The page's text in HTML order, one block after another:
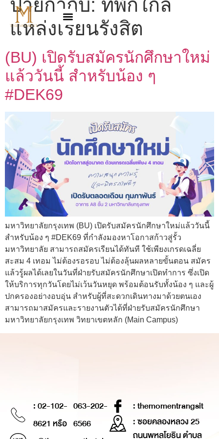
ป้ายกำกับ: ที่พักใกล้
แหล่งเรียนรังสิต
(BU) เปิดรับสมัครนักศึกษาใหม่
แล้ววันนี้ สำหรับน้อง ๆ
#DEK69
มหาวิทยาลัยกรุงเทพ (BU) เปิดรับสมัครนักศึกษาใหม่แล้ววันนี้
สำหรับน้อง ๆ #DEK69 ที่กำลังมองหาโอกาสก้าวสู่รั้ว
มหาวิทยาลัย สามารถสมัครเรียนได้ทันที ใช้เพียงเกรดเฉลี่ย
สะสม 4 เทอม ไม่ต้องรอรอบ ไม่ต้องลุ้นผลหลายขั้นตอน สมัคร
แล้วรู้ผลได้เลยในวันที่ฝ่ายรับสมัครนักศึกษาเปิดทำการ ซึ่งเปิด
ให้บริการทุกวันโดยไม่เว้นวันหยุด พร้อมต้อนรับทั้งน้อง ๆ และผู้
ปกครองอย่างอบอุ่น สำหรับผู้ที่สะดวกเดินทางมาด้วยตนเอง
สามารถมาสมัครและรายงานตัวได้ที่ฝ่ายรับสมัครนักศึกษา
มหาวิทยาลัยกรุงเทพ วิทยาเขตหลัก (Main Campus)
: 02-102-
8621 หรือ
063-202-
6566
: themomentrangsit
: ซอยคลองหลวง 25
ถนนพหลโยธิน ตำบล